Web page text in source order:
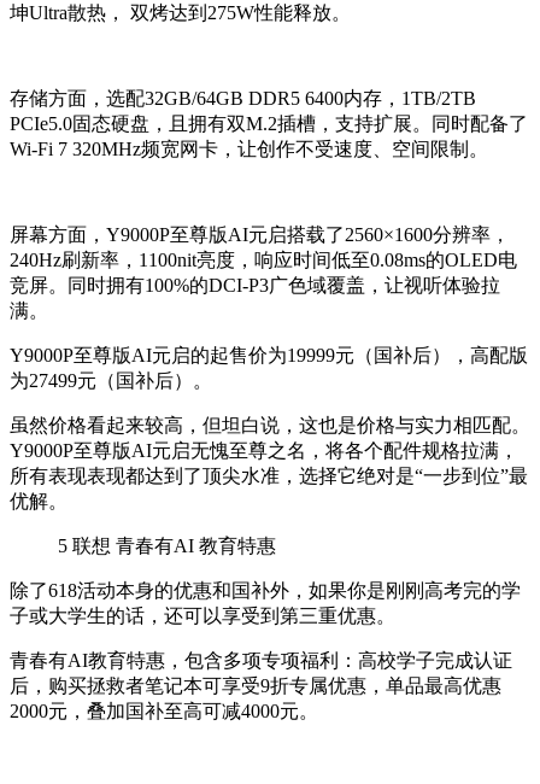
坤Ultra散热， 双烤达到275W性能释放。
存储方面，选配32GB/64GB DDR5 6400内存，1TB/2TB
PCIe5.0固态硬盘，且拥有双M.2插槽，支持扩展。同时配备了
Wi-Fi 7 320MHz频宽网卡，让创作不受速度、空间限制。
屏幕方面，Y9000P至尊版AI元启搭载了2560×1600分辨率，
240Hz刷新率，1100nit亮度，响应时间低至0.08ms的OLED电
竞屏。同时拥有100%的DCI-P3广色域覆盖，让视听体验拉
满。
Y9000P至尊版AI元启的起售价为19999元（国补后），高配版
为27499元（国补后）。
虽然价格看起来较高，但坦白说，这也是价格与实力相匹配。
Y9000P至尊版AI元启无愧至尊之名，将各个配件规格拉满，
所有表现表现都达到了顶尖水准，选择它绝对是“一步到位”最
优解。
5 联想 青春有AI 教育特惠
除了618活动本身的优惠和国补外，如果你是刚刚高考完的学
子或大学生的话，还可以享受到第三重优惠。
青春有AI教育特惠，包含多项专项福利：高校学子完成认证
后，购买拯救者笔记本可享受9折专属优惠，单品最高优惠
2000元，叠加国补至高可减4000元。